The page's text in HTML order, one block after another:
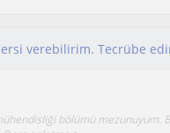
bölümü mezunuyum.